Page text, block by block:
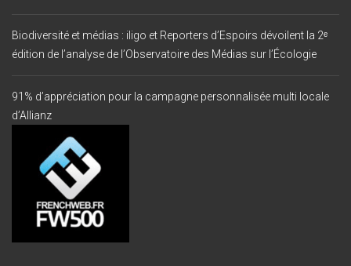
Biodiversité et médias : iligo et Reporters d’Espoirs dévoilent la 2ᵉ
édition de l’analyse de l’Observatoire des Médias sur l’Écologie
91% d’appréciation pour la campagne personnalisée multi locale
d’Allianz